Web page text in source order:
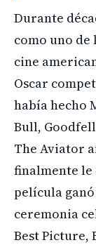
Durante
como uno
cine
Oscar
había hecho
Bull,
The Aviator
finalmente le
película
ceremonia
Best Picture,